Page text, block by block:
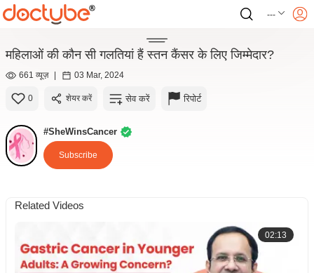
---
महिलाओं की कौन सी गलतियां हैं स्तन कैंसर के लिए जिम्मेदार?
661 व्यूज़ | 03 Mar, 2024
0 शेयर करें सेव करें रिपोर्ट
#SheWinsCancer
Subscribe
Related Videos
02:13